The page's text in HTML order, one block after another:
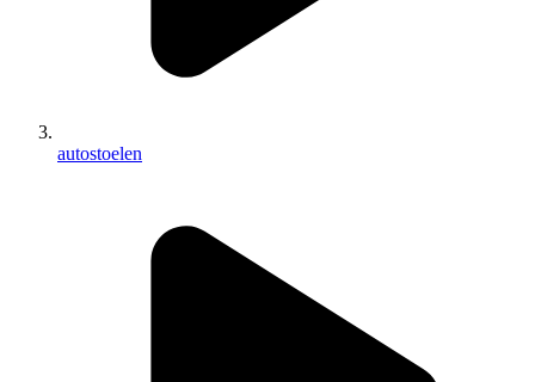
autostoelen